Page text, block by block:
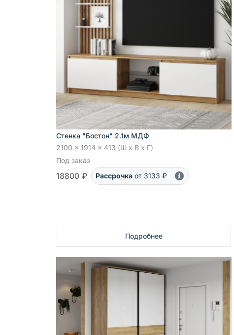
Стенка "Бостон" 2.1м МДФ
2100 x 1914 x 413 (Ш x В x Г)
Под заказ
18800 ₽ Рассрочка от 3133 ₽
Подробнее